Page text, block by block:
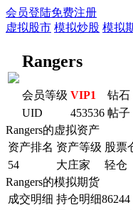
会员登陆免费注册
虚拟股市 模拟炒股 模拟
Rangers
会员等级 VIP1 钻石
UID
453536 帖子
Rangers的虚拟资产
资产排名 资产等级 股票
54
大庄家 轻仓
Rangers的模拟期货
成交明细 持仓明细